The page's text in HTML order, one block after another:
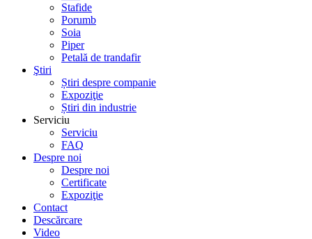
Stafide
Porumb
Soia
Piper
Petală de trandafir
Ştiri
Știri despre companie
Expoziţie
Știri din industrie
Serviciu
Serviciu
FAQ
Despre noi
Despre noi
Certificate
Expoziţie
Contact
Descărcare
Video